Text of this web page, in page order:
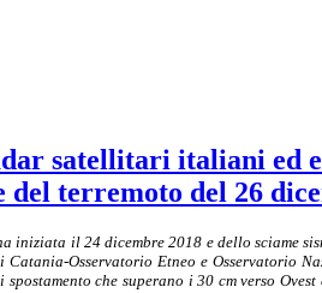
satellitari italiani ed
del terremoto del 26
iniziata il 24 dicembre 2018 e dello sciame
Catania-Osservatorio Etneo e Osservatorio
che superano i 30 cm verso